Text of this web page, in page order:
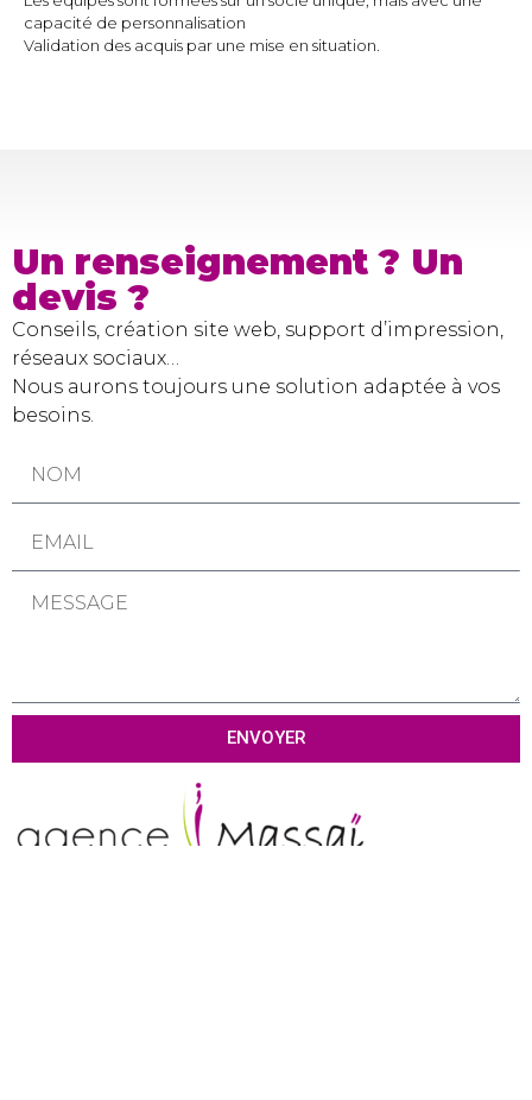
capacité de personnalisation
Validation des acquis par une mise en situation.
Un renseignement ? Un
devis ?
Conseils, création site web, support d’impression,
réseaux sociaux…
Nous aurons toujours une solution adaptée à vos
besoins.
ENVOYER